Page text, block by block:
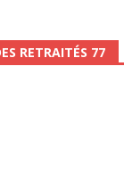
RETRAITÉS 77